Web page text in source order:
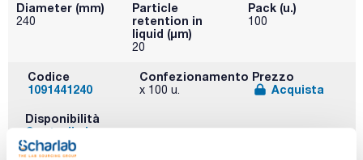
Diameter (mm)
240
Particle
retention in
liquid (μm)
20
Pack (u.)
100
Codice
1091441240
Confezionamento
x 100 u.
Prezzo
Acquista
Disponibilità
Controlla le
scorte